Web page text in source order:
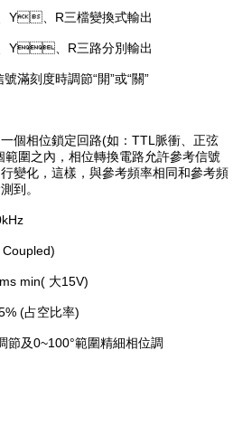
Y、R三檔變換式輸出
Y、R三路分別輸出
滿刻度時調節“開”或“關”
位鎖定回路(如：TTL脈衝、正弦
之內，相位轉換電路允許參考信號
，這樣，與參考頻率相同和參考頻
。
Coupled)
min( 大15V)
(占空比率)
節及0~100°範圍精細相位調